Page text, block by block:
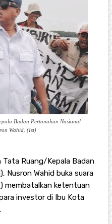
Badan Pertanahan Nasional
Wahid. (Ist)
Ruang/Kepala Badan
Nusron Wahid buka suara
membatalkan ketentuan
investor di Ibu Kota